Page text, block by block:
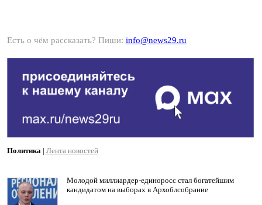
Есть о чём рассказать? Пиши: info@news29.ru
Политика | Лента новостей
Молодой миллиардер-единоросс стал богатейшим
кандидатом на выборах в Архоблсобрание